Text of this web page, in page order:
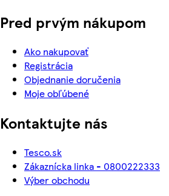
Pred prvým nákupom
Ako nakupovať
Registrácia
Objednanie doručenia
Moje obľúbené
Kontaktujte nás
Tesco.sk
Zákaznícka linka - 0800222333
Výber obchodu